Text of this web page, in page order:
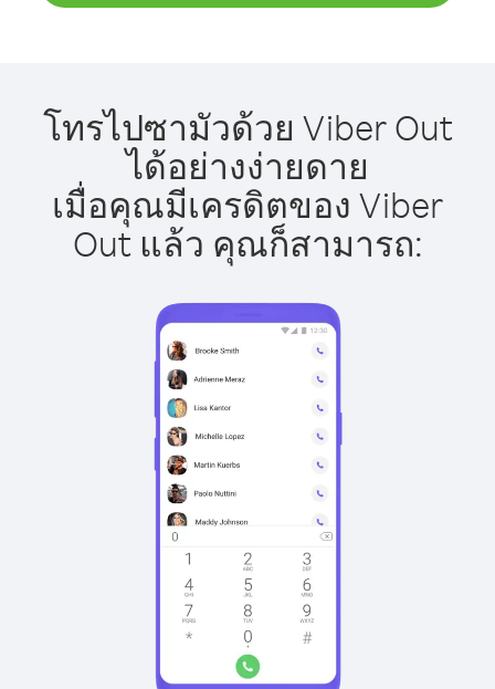
โทรไปซามัวด้วย Viber Out
ได้อย่างง่ายดาย
เมื่อคุณมีเครดิตของ Viber
Out แล้ว คุณก็สามารถ: